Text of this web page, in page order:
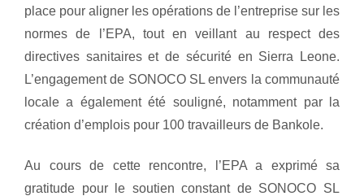
place pour aligner les opérations de l’entreprise sur les
normes de l’EPA, tout en veillant au respect des
directives sanitaires et de sécurité en Sierra Leone.
L’engagement de SONOCO SL envers la communauté
locale a également été souligné, notamment par la
création d’emplois pour 100 travailleurs de Bankole.
Au cours de cette rencontre, l’EPA a exprimé sa
gratitude pour le soutien constant de SONOCO SL